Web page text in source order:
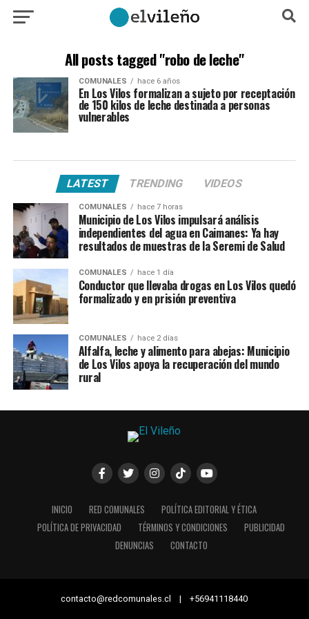
All posts tagged "robo de leche"
COMUNALES hace 6 años
En Los Vilos formalizan a sujeto por receptación
de 150 kilos de leche destinada a personas
vulnerables
LATEST TRENDING VIDEOS
COMUNALES hace 7 horas
Municipio de Los Vilos impulsará análisis
independientes del agua en Caimanes: Ya hay
resultados de muestras de la Seremi de Salud
COMUNALES hace 1 día
Conductor que llevaba drogas en Los Vilos quedó
formalizado y en prisión preventiva
COMUNALES hace 2 días
Alfalfa, leche y alimento para abejas: Municipio
de Los Vilos apoya la recuperación del mundo
rural
INICIO RED COMUNALES
POLÍTICA EDITORIAL Y ÉTICA
POLÍTICA DE PRIVACIDAD
TÉRMINOS Y CONDICIONES
PUBLICIDAD
DENUNCIAS
CONTACTO
contacto@redcomunales.cl | +56941118440